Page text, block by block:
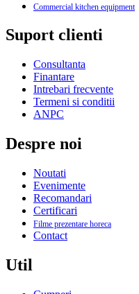
Commercial kitchen equipment
Suport clienti
Consultanta
Finantare
Intrebari frecvente
Termeni si conditii
ANPC
Despre noi
Noutati
Evenimente
Recomandari
Certificari
Filme prezentare horeca
Contact
Util